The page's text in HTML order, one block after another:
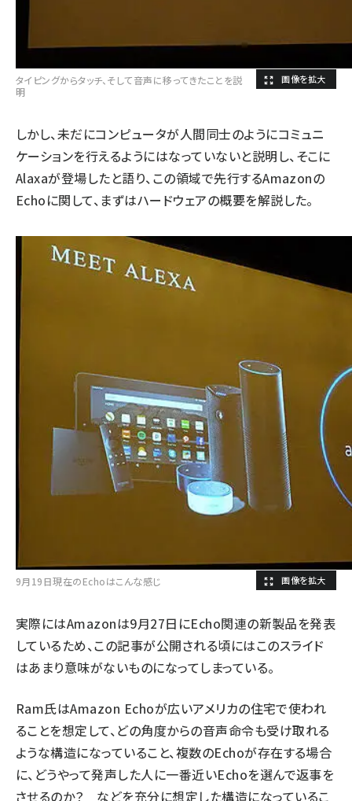
タイピングからタッチ、そして音声に移ってきたことを説
明
しかし、未だにコンピュータが人間同士のようにコミュニ
ケーションを行えるようにはなっていないと説明し、そこに
Alaxaが登場したと語り、この領域で先行するAmazonの
Echoに関して、まずはハードウェアの概要を解説した。
9月19日現在のEchoはこんな感じ
実際にはAmazonは9月27日にEcho関連の新製品を発表
しているため、この記事が公開される頃にはこのスライド
はあまり意味がないものになってしまっている。
Ram氏はAmazon Echoが広いアメリカの住宅で使われ
ることを想定して、どの角度からの音声命令も受け取れる
ような構造になっていること、複数のEchoが存在する場合
に、どうやって発声した人に一番近いEchoを選んで返事を
させるのか？ などを充分に想定した構造になっているこ